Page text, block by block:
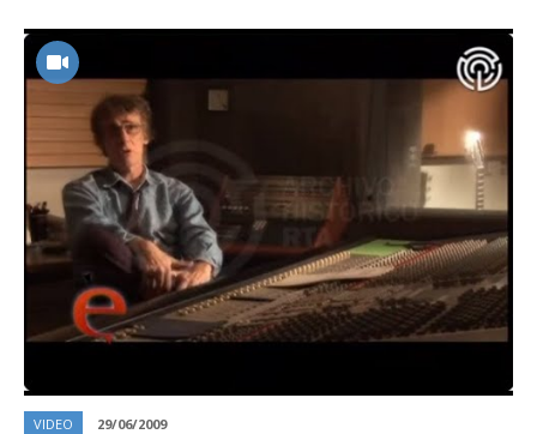
VIDEO 29/06/2009